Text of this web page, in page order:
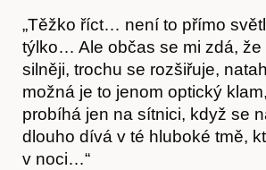
„Těžko říct… není to přímo
týlko… Ale občas se mi zdá, že
silněji, trochu se rozšiřuje,
možná je to jenom optický
probíhá jen na sítnici, když se
dlouho dívá v té hluboké tmě,
v noci…“